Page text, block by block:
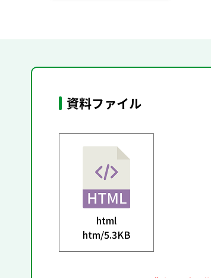
資料ファイル
html
htm/5.3KB